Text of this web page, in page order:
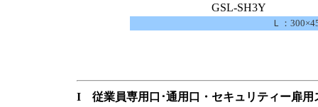
GSL-SH3Y
Ｌ：
I 従業員専用口･通用口・セキュリティー扉用